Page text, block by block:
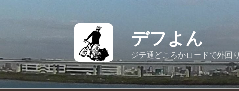
へ
ス
キ
デフよん
ジテ通どころかロードで外回り